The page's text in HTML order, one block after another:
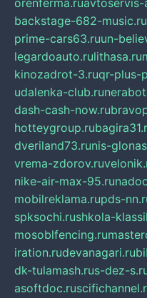
orenferma.ruavtoservis-
backstage-682-music.ru
prime-cars63.ruun-
legardoauto.rulithasa.ru
kinozadrot-3.ruqr-plus-
udalenka-club.ru
dash-cash-now.ru
hotteygroup.ru
dveriland73.runis-
vrema-zdorov.ru
nike-air-max-95.ru
mobilreklama.rupds-
spksochi.rushkola-
mosoblfencing.ru
iration.rudevanagari.ru
dk-tulamash.rus-dez-
asoftdoc.ru